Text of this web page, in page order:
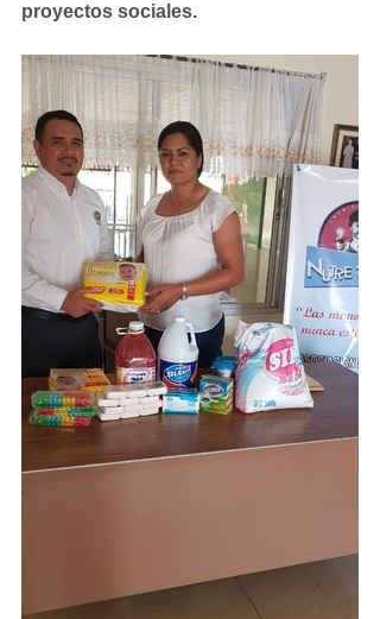
proyectos sociales.